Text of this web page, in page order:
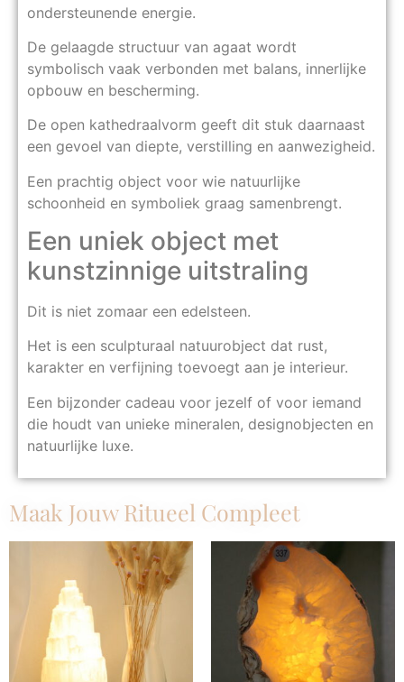
ondersteunende energie.
De gelaagde structuur van agaat wordt
symbolisch vaak verbonden met balans, innerlijke
opbouw en bescherming.
De open kathedraalvorm geeft dit stuk daarnaast
een gevoel van diepte, verstilling en aanwezigheid.
Een prachtig object voor wie natuurlijke
schoonheid en symboliek graag samenbrengt.
Een uniek object met
kunstzinnige uitstraling
Dit is niet zomaar een edelsteen.
Het is een sculpturaal natuurobject dat rust,
karakter en verfijning toevoegt aan je interieur.
Een bijzonder cadeau voor jezelf of voor iemand
die houdt van unieke mineralen, designobjecten en
natuurlijke luxe.
Maak Jouw Ritueel Compleet